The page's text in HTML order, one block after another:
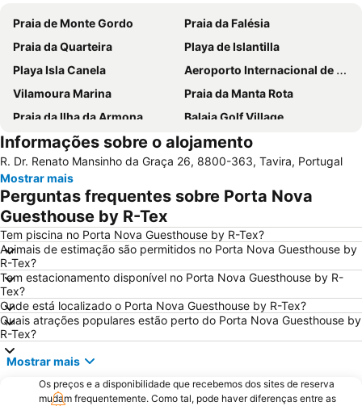
Praia de Monte Gordo
Praia da Falésia
Praia da Quarteira
Playa de Islantilla
Playa Isla Canela
Aeroporto Internacional de Faro - Gago Coutinho
Vilamoura Marina
Praia da Manta Rota
Praia da Ilha da Armona
Balaia Golf Village
Praia da Ilha de Tavira
Praia do Barril
Playas Isla Cristina
Aldeia das Açoteias
Fuseta(Mar) Beach
De Vilamoura
Olhos de Água
Praia da Ilha do Farol
Praia Verde
Cacela Velha Beach
Praia do Ancão
Avenida Marginal de Monte Gordo
Paderne
Punta de Moral
Barra da Fuseta Beach
Praia Maria Luísa
Islantilla Golf Club
Estação de Caminhos de Ferro de Faro
Palácio e Quinta de Estói
La Antilla
Informações sobre o alojamento
R. Dr. Renato Mansinho da Graça 26, 8800-363, Tavira, Portugal
Mostrar mais
Perguntas frequentes sobre Porta Nova
Guesthouse by R-Tex
Tem piscina no Porta Nova Guesthouse by R-Tex?
Animais de estimação são permitidos no Porta Nova Guesthouse by
R-Tex?
Tem estacionamento disponível no Porta Nova Guesthouse by R-
Tex?
Onde está localizado o Porta Nova Guesthouse by R-Tex?
Quais atrações populares estão perto do Porta Nova Guesthouse by
R-Tex?
Mostrar mais
Os preços e a disponibilidade que recebemos dos sites de reserva
mudam frequentemente. Como tal, pode haver diferenças entre as